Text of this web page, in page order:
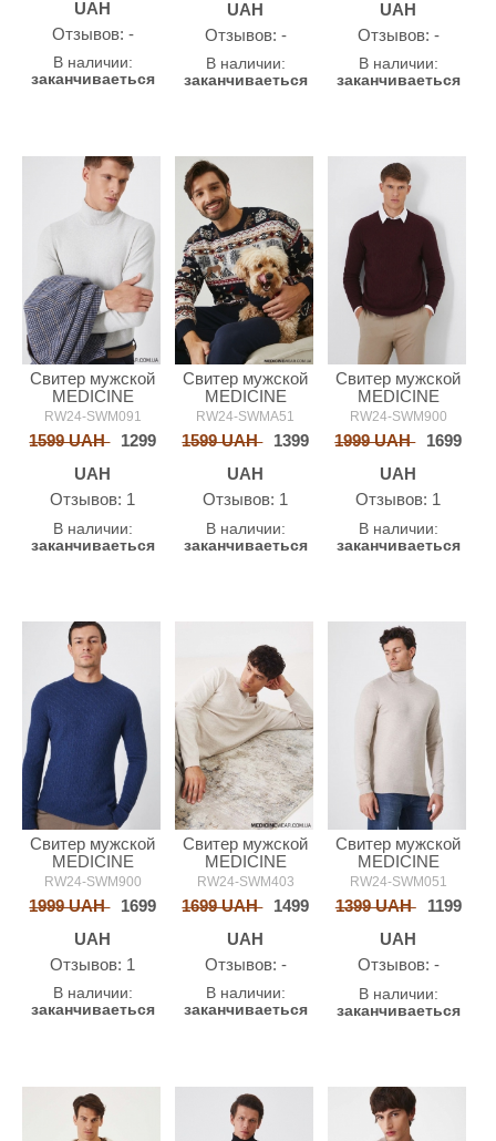
UAH
Oтзывов: -
В наличии:
заканчиваеться
UAH
Oтзывов: -
В наличии:
заканчиваеться
UAH
Oтзывов: -
В наличии:
заканчиваеться
Свитер мужской
MEDICINE
RW24-SWM091
1599 UAH
1299
UAH
Oтзывов: 1
В наличии:
заканчиваеться
Свитер мужской
MEDICINE
RW24-SWMA51
1599 UAH
1399
UAH
Oтзывов: 1
В наличии:
заканчиваеться
Свитер мужской
MEDICINE
RW24-SWM900
1999 UAH
1699
UAH
Oтзывов: 1
В наличии:
заканчиваеться
Свитер мужской
MEDICINE
RW24-SWM900
1999 UAH
1699
UAH
Oтзывов: 1
В наличии:
заканчиваеться
Свитер мужской
MEDICINE
RW24-SWM403
1699 UAH
1499
UAH
Oтзывов: -
В наличии:
заканчиваеться
Свитер мужской
MEDICINE
RW24-SWM051
1399 UAH
1199
UAH
Oтзывов: -
В наличии:
заканчиваеться